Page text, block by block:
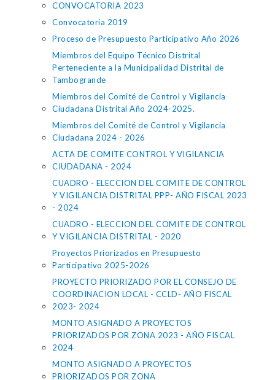
CONVOCATORIA 2023
Convocatoria 2019
Proceso de Presupuesto Participativo Año 2026
Miembros del Equipo Técnico Distrital
Perteneciente a la Municipalidad Distrital de
Tambogrande
Miembros del Comité de Control y Vigilancia
Ciudadana Distrital Año 2024-2025.
Miembros del Comité de Control y Vigilancia
Ciudadana 2024 - 2026
ACTA DE COMITE CONTROL Y VIGILANCIA
CIUDADANA - 2024
CUADRO - ELECCION DEL COMITE DE CONTROL
Y VIGILANCIA DISTRITAL PPP- AÑO FISCAL 2023
- 2024
CUADRO - ELECCION DEL COMITE DE CONTROL
Y VIGILANCIA DISTRITAL - 2020
Proyectos Priorizados en Presupuesto
Participativo 2025-2026
PROYECTO PRIORIZADO POR EL CONSEJO DE
COORDINACION LOCAL - CCLD- AÑO FISCAL
2023- 2024
MONTO ASIGNADO A PROYECTOS
PRIORIZADOS POR ZONA 2023 - AÑO FISCAL
2024
MONTO ASIGNADO A PROYECTOS
PRIORIZADOS POR ZONA